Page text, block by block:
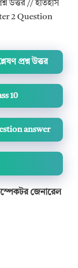
উত্তর // ইতিহাস
2 Question
প্রশ্ন উত্তর
10
answer
জেনারেল